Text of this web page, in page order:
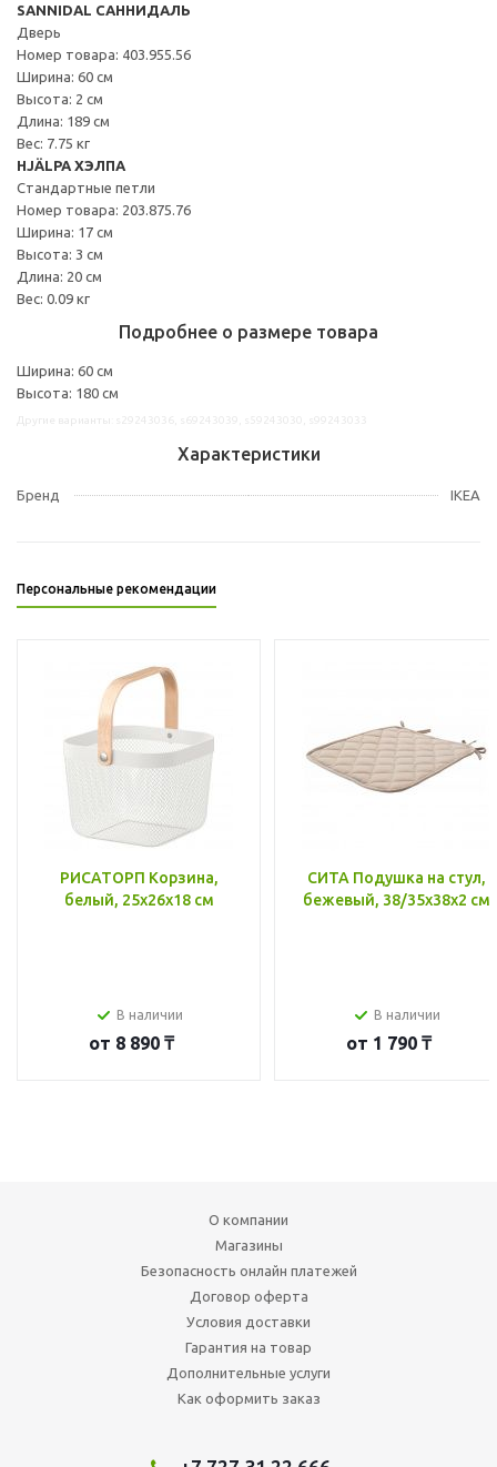
SANNIDAL САННИДАЛЬ
Дверь
Номер товара: 403.955.56
Ширина: 60 см
Высота: 2 см
Длина: 189 см
Вес: 7.75 кг
HJÄLPA ХЭЛПА
Стандартные петли
Номер товара: 203.875.76
Ширина: 17 см
Высота: 3 см
Длина: 20 см
Вес: 0.09 кг
Подробнее о размере товара
Ширина: 60 см
Высота: 180 см
Характеристики
Бренд IKEA
Персональные рекомендации
РИСАТОРП Корзина,
белый, 25x26x18 см
В наличии
от 8 890 ₸
СИТА Подушка на стул,
бежевый, 38/35x38x2 см
В наличии
от 1 790 ₸
О компании
Магазины
Безопасность онлайн платежей
Договор оферта
Условия доставки
Гарантия на товар
Дополнительные услуги
Как оформить заказ